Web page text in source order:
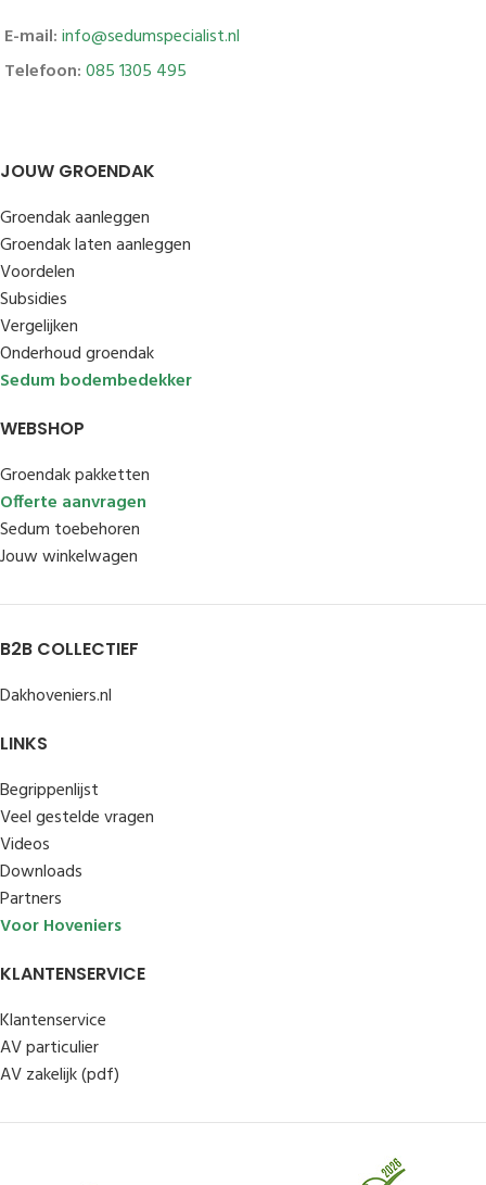
E-mail:info@sedumspecialist.nl
Telefoon:085 1305 495
JOUW GROENDAK
Groendak aanleggen
Groendak laten aanleggen
Voordelen
Subsidies
Vergelijken
Onderhoud groendak
Sedum bodembedekker
WEBSHOP
Groendak pakketten
Offerte aanvragen
Sedum toebehoren
Jouw winkelwagen
B2B COLLECTIEF
Dakhoveniers.nl
LINKS
Begrippenlijst
Veel gestelde vragen
Videos
Downloads
Partners
Voor Hoveniers
KLANTENSERVICE
Klantenservice
AV particulier
AV zakelijk (pdf)